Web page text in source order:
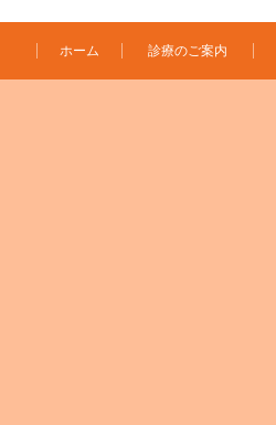
ホーム 診療のご案内